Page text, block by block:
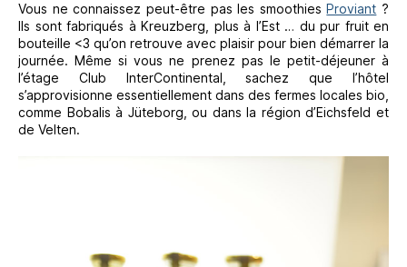
Vous ne connaissez peut-être pas les smoothiesProviant ?
Ils sont fabriqués à Kreuzberg, plus à l’Est … du pur fruit en
bouteille <3 qu’on retrouve avec plaisir pour bien démarrer la
journée. Même si vous ne prenez pas le petit-déjeuner à
l’étage Club InterContinental, sachez que l’hôtel
s’approvisionne essentiellement dans des fermes locales bio,
comme Bobalis à Jüteborg, ou dans la région d’Eichsfeld et
de Velten.